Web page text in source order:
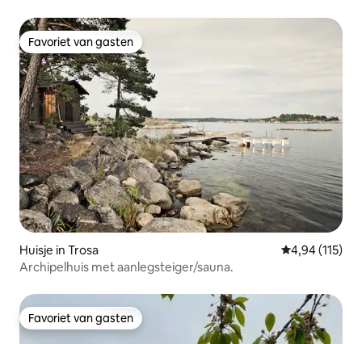
Favoriet van gasten
Favoriet van gasten
Huisje in Trosa Gemiddelde
4,94 (115)
Archipelhuis met aanlegsteiger/sauna.
Favoriet van gasten
Favoriet van gasten